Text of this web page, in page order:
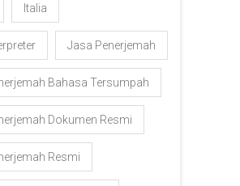
Italia
Jasa Penerjemah
Bahasa Tersumpah
Dokumen Resmi
Resmi